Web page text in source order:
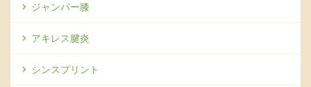
ジャンパー膝
アキレス腱炎
シンスプリント